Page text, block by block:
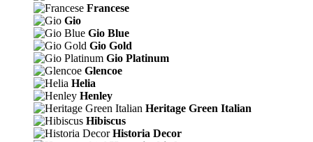
Francese
Gio
Gio Blue
Gio Gold
Gio Platinum
Glencoe
Helia
Henley
Heritage Green Italian
Hibiscus
Historia Decor